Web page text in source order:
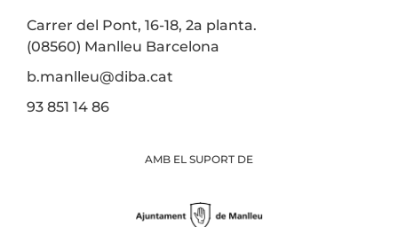
Carrer del Pont, 16-18, 2a planta.
(08560) Manlleu Barcelona
b.manlleu@diba.cat
93 851 14 86
AMB EL SUPORT DE